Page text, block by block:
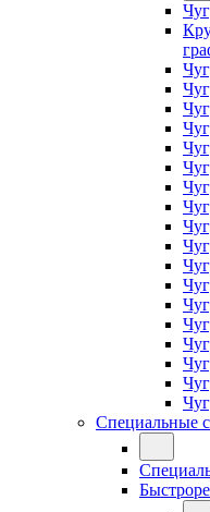
Специальные